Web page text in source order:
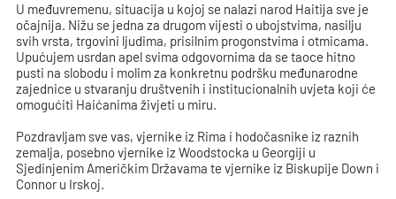
U međuvremenu, situacija u kojoj se nalazi narod Haitija sve je
očajnija. Nižu se jedna za drugom vijesti o ubojstvima, nasilju
svih vrsta, trgovini ljudima, prisilnim progonstvima i otmicama.
Upućujem usrdan apel svima odgovornima da se taoce hitno
pusti na slobodu i molim za konkretnu podršku međunarodne
zajednice u stvaranju društvenih i institucionalnih uvjeta koji će
omogućiti Haićanima živjeti u miru.
Pozdravljam sve vas, vjernike iz Rima i hodočasnike iz raznih
zemalja, posebno vjernike iz Woodstocka u Georgiji u
Sjedinjenim Američkim Državama te vjernike iz Biskupije Down i
Connor u Irskoj.